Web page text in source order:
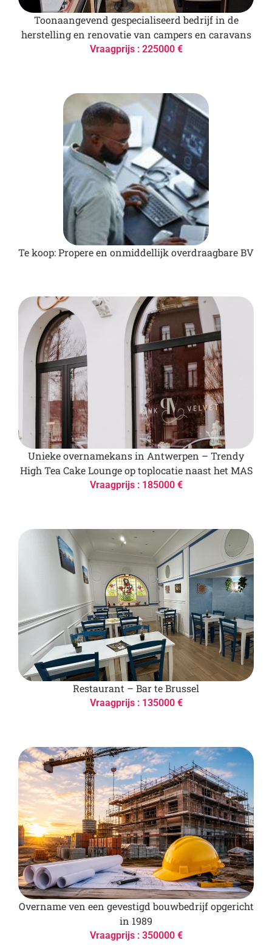
Toonaangevend gespecialiseerd bedrijf in de
herstelling en renovatie van campers en caravans
Vraagprijs : 225000 €
Te koop: Propere en onmiddellijk overdraagbare BV
Unieke overnamekans in Antwerpen – Trendy
High Tea Cake Lounge op toplocatie naast het MAS
Vraagprijs : 185000 €
Restaurant – Bar te Brussel
Vraagprijs : 135000 €
Overname ven een gevestigd bouwbedrijf opgericht
in 1989
Vraagprijs : 350000 €